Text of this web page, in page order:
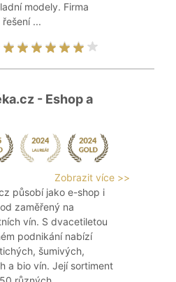
modely. Firma
...
- Eshop a
Zobrazit více >>
působí jako e-shop i
zaměřený na
vín. S dvacetiletou
podnikání nabízí
šumivých,
a bio vín. Její sortiment